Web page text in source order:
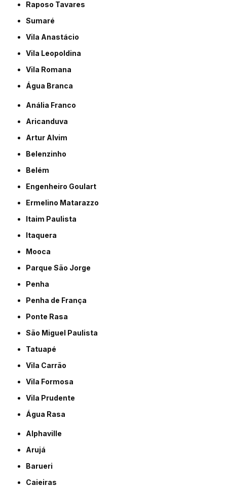
Raposo Tavares
Sumaré
Vila Anastácio
Vila Leopoldina
Vila Romana
Água Branca
Anália Franco
Aricanduva
Artur Alvim
Belenzinho
Belém
Engenheiro Goulart
Ermelino Matarazzo
Itaim Paulista
Itaquera
Mooca
Parque São Jorge
Penha
Penha de França
Ponte Rasa
São Miguel Paulista
Tatuapé
Vila Carrão
Vila Formosa
Vila Prudente
Água Rasa
Alphaville
Arujá
Barueri
Caieiras